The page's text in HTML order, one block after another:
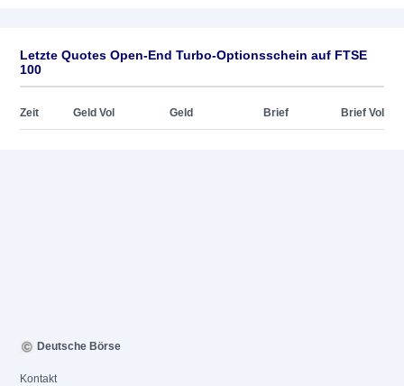
Letzte Quotes Open-End Turbo-Optionsschein auf FTSE
100
Zeit Geld Vol Geld Brief Brief Vol
Deutsche Börse
Kontakt